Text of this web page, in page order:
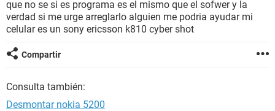
que no se si es programa es el mismo que el sofwer y la
verdad si me urge arreglarlo alguien me podria ayudar mi
celular es un sony ericsson k810 cyber shot
Compartir
Consulta también:
Desmontar nokia 5200